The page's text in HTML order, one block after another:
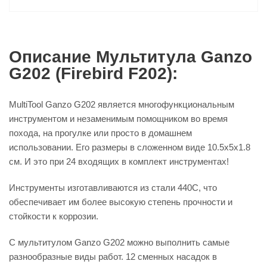
Описание Мультитула Ganzo
G202 (Firebird F202):
MultiTool Ganzo G202 является многофункциональным
инструментом и незаменимым помощником во время
похода, на прогулке или просто в домашнем
использовании. Его размеры в сложенном виде 10.5х5х1.8
см. И это при 24 входящих в комплект инструментах!
Инструменты изготавливаются из стали 440С, что
обеспечивает им более высокую степень прочности и
стойкости к коррозии.
С мультитулом Ganzo G202 можно выполнить самые
разнообразные виды работ. 12 сменных насадок в